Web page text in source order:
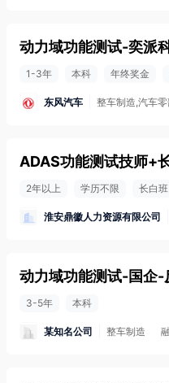
动力域功能测试-奕派
1-3年 本科 年终奖金
东风汽车 整车制造,汽车
ADAS功能测试技师+
2年以上 学历不限 长白班
淮安鼎徽人力资源有限公司
动力域功能测试-国企-
3-5年 本科
某知名公司 整车制造